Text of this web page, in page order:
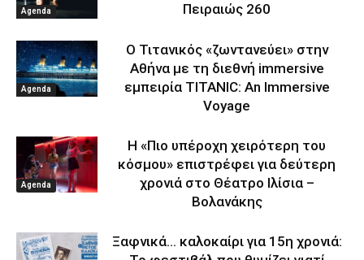
Agenda
Πειραιώς 260
Agenda
Ο Τιτανικός «ζωντανεύει» στην
Αθήνα με τη διεθνή immersive
εμπειρία TITANIC: An Immersive
Voyage
Agenda
Η «Πιο υπέροχη χειρότερη του
κόσμου» επιστρέφει για δεύτερη
χρονιά στο Θέατρο Ιλίσια –
Βολανάκης
Ξαφνικά… καλοκαίρι για 15η χρονιά: